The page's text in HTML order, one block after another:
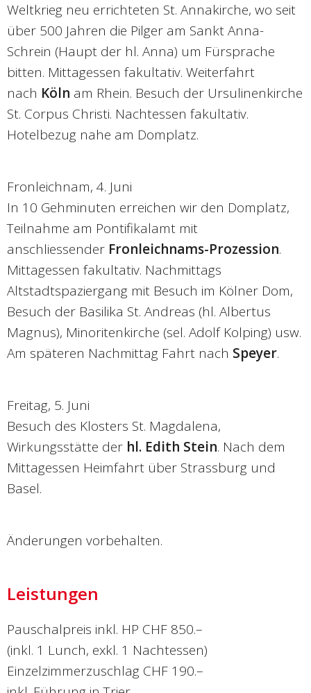
Weltkrieg neu errichteten St. Annakirche, wo seit
über 500 Jahren die Pilger am Sankt Anna-
Schrein (Haupt der hl. Anna) um Fürsprache
bitten. Mittagessen fakultativ. Weiterfahrt
nach Köln am Rhein. Besuch der Ursulinenkirche
St. Corpus Christi. Nachtessen fakultativ.
Hotelbezug nahe am Domplatz.
Fronleichnam, 4. Juni
In 10 Gehminuten erreichen wir den Domplatz,
Teilnahme am Pontifikalamt mit
anschliessender Fronleichnams-Prozession.
Mittagessen fakultativ. Nachmittags
Altstadtspaziergang mit Besuch im Kölner Dom,
Besuch der Basilika St. Andreas (hl. Albertus
Magnus), Minoritenkirche (sel. Adolf Kolping) usw.
Am späteren Nachmittag Fahrt nach Speyer.
Freitag, 5. Juni
Besuch des Klosters St. Magdalena,
Wirkungsstätte der hl. Edith Stein. Nach dem
Mittagessen Heimfahrt über Strassburg und
Basel.
Änderungen vorbehalten.
Leistungen
Pauschalpreis inkl. HP CHF 850.–
(inkl. 1 Lunch, exkl. 1 Nachtessen)
Einzelzimmerzuschlag CHF 190.–